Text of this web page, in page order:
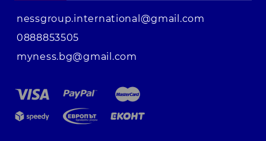
nessgroup.international@gmail.com
0888853505
myness.bg@gmail.com